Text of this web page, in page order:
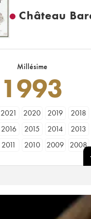
Château
Millésime
1993
2021 2020 2019
2018
2016 2015 2014
2013
2011 2010 2009
2008
1996 1995 1994
1993
1988
1987